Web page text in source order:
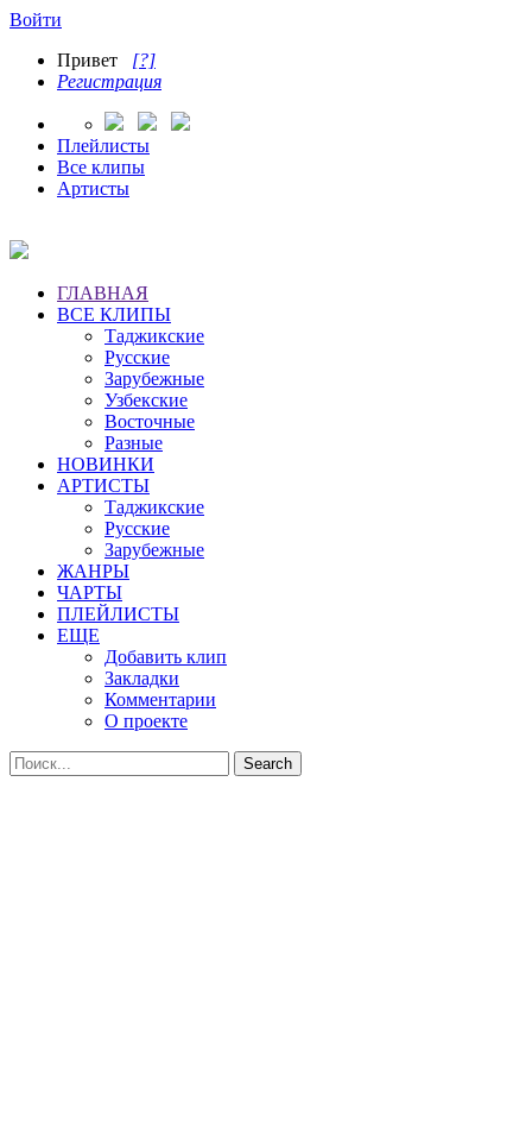
Войти
Привет [?]
Регистрация
Плейлисты
Все клипы
Артисты
ГЛАВНАЯ
ВСЕ КЛИПЫ
Таджикские
Русские
Зарубежные
Узбекские
Восточные
Разные
НОВИНКИ
АРТИСТЫ
Таджикские
Русские
Зарубежные
ЖАНРЫ
ЧАРТЫ
ПЛЕЙЛИСТЫ
ЕЩЕ
Добавить клип
Закладки
Комментарии
О проекте